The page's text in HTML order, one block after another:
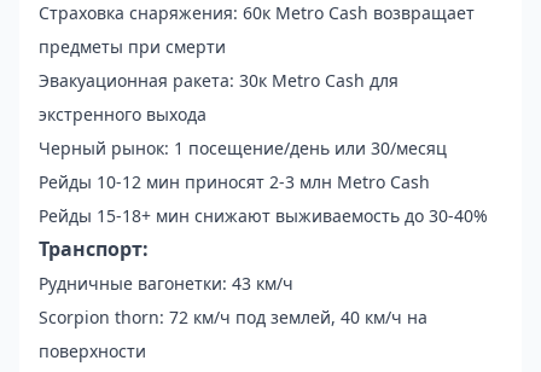
Страховка снаряжения: 60к Metro Cash возвращает
предметы при смерти
Эвакуационная ракета: 30к Metro Cash для
экстренного выхода
Черный рынок: 1 посещение/день или 30/месяц
Рейды 10-12 мин приносят 2-3 млн Metro Cash
Рейды 15-18+ мин снижают выживаемость до 30-40%
Транспорт:
Рудничные вагонетки: 43 км/ч
Scorpion thorn: 72 км/ч под землей, 40 км/ч на
поверхности